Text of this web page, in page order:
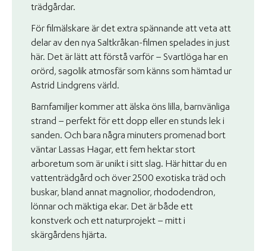
trädgårdar.
För filmälskare är det extra spännande att veta att
delar av den nya Saltkråkan-filmen spelades in just
här. Det är lätt att förstå varför – Svartlöga har en
orörd, sagolik atmosfär som känns som hämtad ur
Astrid Lindgrens värld.
Barnfamiljer kommer att älska öns lilla, barnvänliga
strand – perfekt för ett dopp eller en stunds lek i
sanden. Och bara några minuters promenad bort
väntar Lassas Hagar, ett fem hektar stort
arboretum som är unikt i sitt slag. Här hittar du en
vattenträdgård och över 2500 exotiska träd och
buskar, bland annat magnolior, rhododendron,
lönnar och mäktiga ekar. Det är både ett
konstverk och ett naturprojekt – mitt i
skärgårdens hjärta.